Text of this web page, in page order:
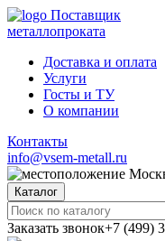
Поставщик
металлопроката
Доставка и оплата
Услуги
Госты и ТУ
О компании
Контакты
info@vsem-metall.ru
Каталог
Заказать звонок+7 (499)